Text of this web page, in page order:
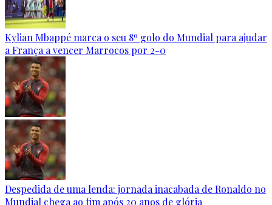
Kylian Mbappé marca o seu 8º golo do Mundial para ajudar
a França a vencer Marrocos por 2-0
Despedida de uma lenda: jornada inacabada de Ronaldo no
Mundial chega ao fim após 20 anos de glória